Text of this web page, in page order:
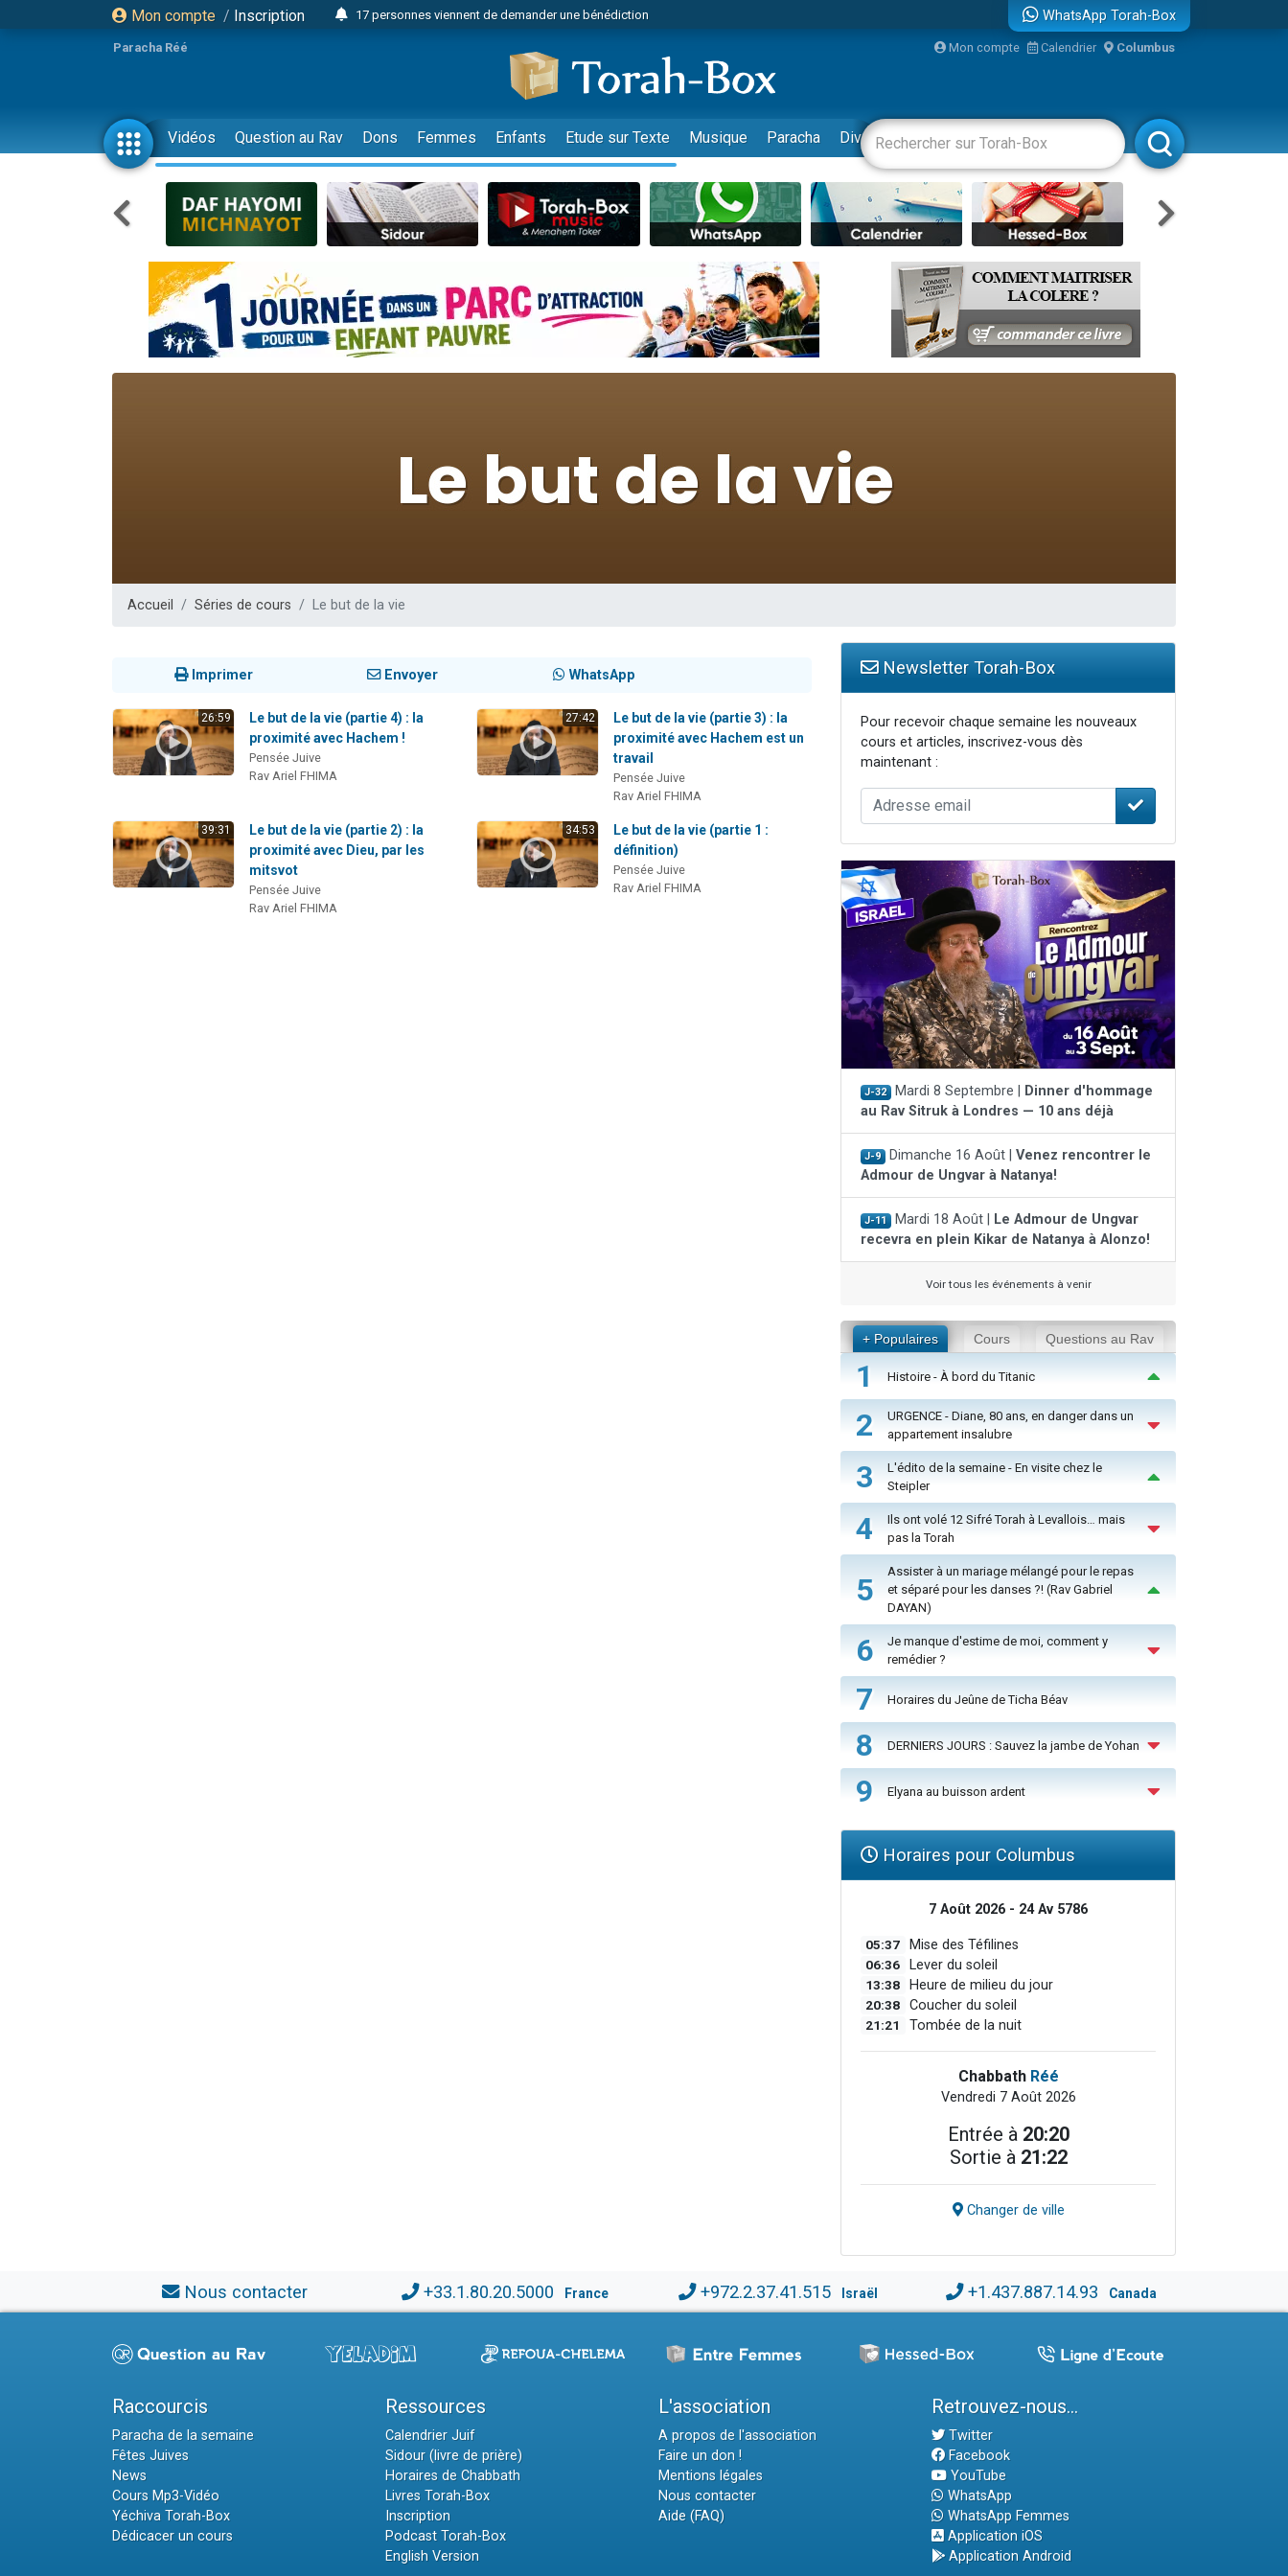
Mon compte / Inscription
17 personnes viennent de demander une bénédiction
Il reste 49 places pour étudier en groupe sur Zoom
23 personnes viennent de faire un don pour Diane, 80 ans, dans un appartement insalubre
Eva vient de donner son Maasser
4 personnes viennent de nous rejoindre sur WhatsApp
3 personnes viennent de nous rejoindre sur WhatsApp
3 personnes viennent de faire un don pour 5 jours de vacances aux Orphelins
Odaya vient de donner son Maasser
2 personnes viennent de nous rejoindre sur WhatsApp
30 personnes viennent de faire un don pour Sauvez la jambe de Yohan
12 nouvelles musiques dans Torah-Box Music
2 nouvelles musiques dans Torah-Box Music
3 personnes viennent de nous rejoindre sur WhatsApp
WhatsApp Torah-Box
Paracha Réé Mon compte Calendrier Columbus
Vidéos Question au Rav Dons Femmes Enfants Etude sur Texte Musique Paracha Divertissements Livres Rabbanim
Accueil Séries de cours Le but de la vie
Imprimer Envoyer WhatsApp
26:59
Le but de la vie (partie 4) : la
proximité avec Hachem !
Pensée Juive
Rav Ariel FHIMA
27:42
Le but de la vie (partie 3) : la
proximité avec Hachem est un
travail
Pensée Juive
Rav Ariel FHIMA
39:31
Le but de la vie (partie 2) : la
proximité avec Dieu, par les
mitsvot
Pensée Juive
Rav Ariel FHIMA
34:53
Le but de la vie (partie 1 :
définition)
Pensée Juive
Rav Ariel FHIMA
Newsletter Torah-Box
Pour recevoir chaque semaine les nouveaux
cours et articles, inscrivez-vous dès
maintenant :
J-32 Mardi 8 Septembre |
Dinner d'hommage
au Rav Sitruk à Londres — 10 ans déjà
J-9 Dimanche 16 Août | Venez rencontrer le
Admour de Ungvar à Natanya!
J-11 Mardi 18 Août |
Le Admour de Ungvar
recevra en plein Kikar de Natanya à Alonzo!
Voir tous les événements à venir
+ Populaires Cours Questions au Rav
1 Histoire - À bord du Titanic
2
URGENCE - Diane, 80 ans, en danger dans un
appartement insalubre
3
L'édito de la semaine - En visite chez le
Steipler
4
Ils ont volé 12 Sifré Torah à Levallois… mais
pas la Torah
5
Assister à un mariage mélangé pour le repas
et séparé pour les danses ?! (Rav Gabriel
DAYAN)
6
Je manque d'estime de moi, comment y
remédier ?
7 Horaires du Jeûne de Ticha Béav
8 DERNIERS JOURS : Sauvez la jambe de Yohan
9 Elyana au buisson ardent
Horaires pour Columbus
7 Août 2026 - 24 Av 5786
05:37 Mise des Téfilines
06:36 Lever du soleil
13:38 Heure de milieu du jour
20:38 Coucher du soleil
21:21 Tombée de la nuit
Chabbath Réé
Vendredi 7 Août 2026
Entrée à 20:20
Sortie à 21:22
Changer de ville
Nous contacter +33.1.80.20.5000 France +972.2.37.41.515 Israël +1.437.887.14.93 Canada
Raccourcis
Paracha de la semaine
Fêtes Juives
News
Cours Mp3-Vidéo
Yéchiva Torah-Box
Dédicacer un cours
Ressources
Calendrier Juif
Sidour (livre de prière)
Horaires de Chabbath
Livres Torah-Box
Inscription
Podcast Torah-Box
English Version
L'association
A propos de l'association
Faire un don !
Mentions légales
Nous contacter
Aide (FAQ)
Retrouvez-nous...
Twitter
Facebook
YouTube
WhatsApp
WhatsApp Femmes
Application iOS
Application Android